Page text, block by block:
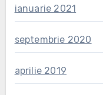
ianuarie 2021
septembrie 2020
aprilie 2019